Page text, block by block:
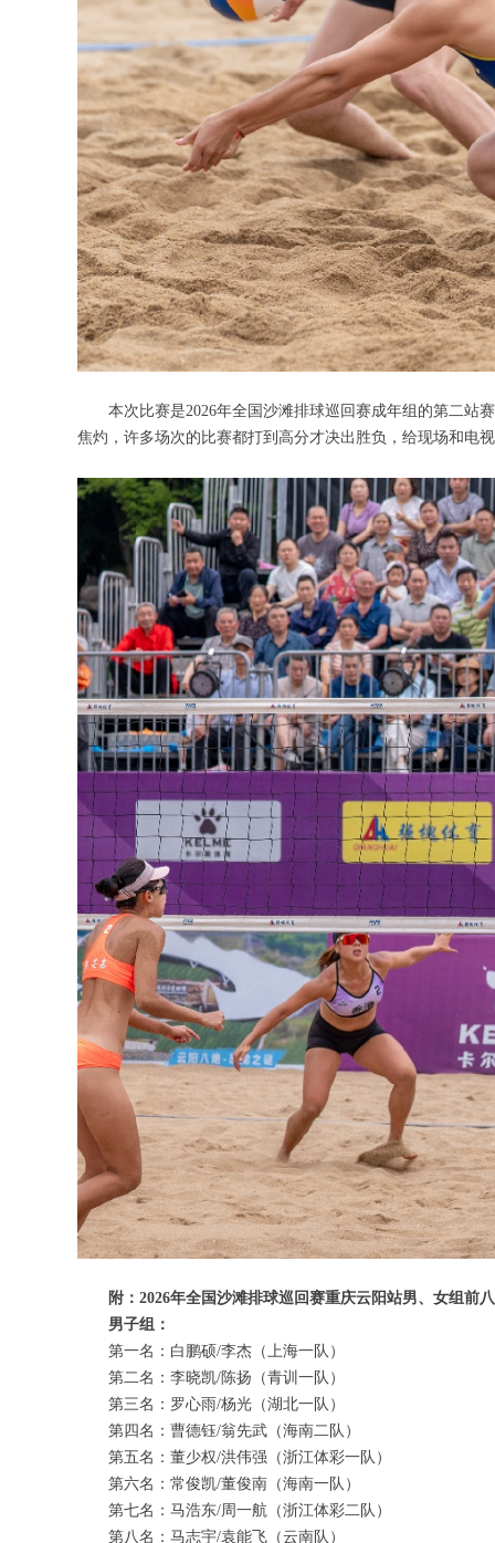
本次比赛是2026年全国沙滩排球巡回赛成年组的第二站赛
焦灼，许多场次的比赛都打到高分才决出胜负，给现场和电
附：2026年全国沙滩排球巡回赛重庆云阳站男、女组前
男子组：
第一名：白鹏硕/李杰（上海一队）
第二名：李晓凯/陈扬（青训一队）
第三名：罗心雨/杨光（湖北一队）
第四名：曹德钰/翁先武（海南二队）
第五名：董少权/洪伟强（浙江体彩一队）
第六名：常俊凯/董俊南（海南一队）
第七名：马浩东/周一航（浙江体彩二队）
第八名：马志宇/袁能飞（云南队）